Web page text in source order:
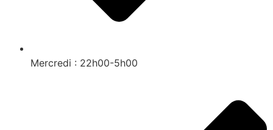
Mercredi : 22h00-5h00